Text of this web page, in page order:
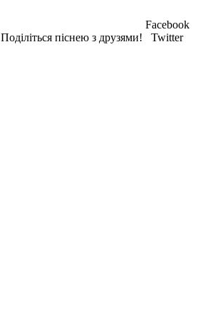
Поділіться піснею з друзями!
Facebook
Twitter